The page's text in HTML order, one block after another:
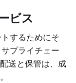
ビス
するためにそ
プライチェー
送と保管は、成